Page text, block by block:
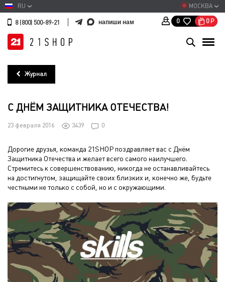
МОСКВА
RU
8 (800) 500-89-21 напиши нам 0 0 Р
Журнал
С ДНЁМ ЗАЩИТНИКА ОТЕЧЕСТВА!
23 февраля 2016 3439 0
Дорогие друзья, команда 21SHOP поздравляет вас с Днём
Защитника Отечества и желает всего самого наилучшего.
Стремитесь к совершенствованию, никогда не останавливайтесь
на достигнутом, защищайте своих близких и, конечно же, будьте
честными не только с собой, но и с окружающими.